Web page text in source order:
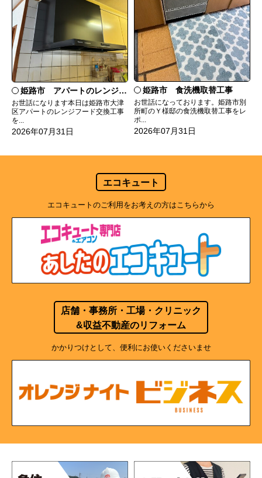
姫路市 アパートのレンジフード交換
お世話になります本日は姫路市大津
区アパートのレンジフード交換工事
を...
2026年07月31日
姫路市 食洗機取替工事
お世話になっております。姫路市別
所町のＹ様邸の食洗機取替工事をレ
ポ...
2026年07月31日
エコキュート
エコキュートのご利用をお考えの方はこちらから
店舗・事務所・工場・クリニック
&収益不動産のリフォーム
かかりつけとして、便利にお使いくださいませ